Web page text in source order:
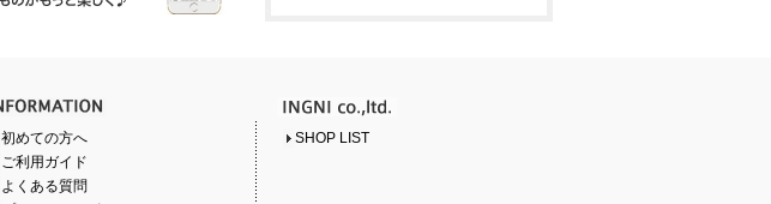
初めての方へ
ご利用ガイド
よくある質問
SHOP LIST